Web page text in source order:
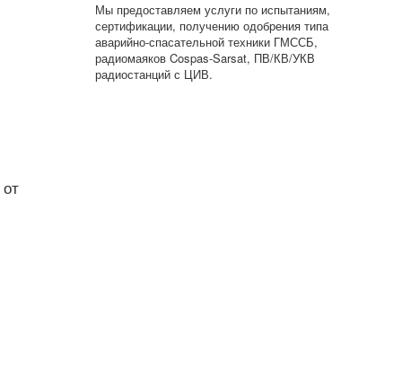
Мы предоставляем услуги по испытаниям,
сертификации, получению одобрения типа
аварийно-спасательной техники ГМССБ,
радиомаяков Cospas-Sarsat, ПВ/КВ/УКВ
радиостанций с ЦИВ.